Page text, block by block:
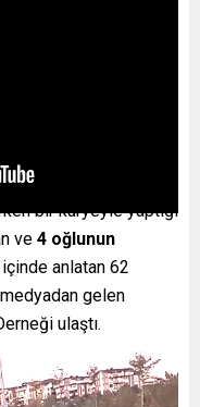
bir kuryeyle yaptığı
ve 4 oğlunun
anlatan 62
gelen
ulaştı.